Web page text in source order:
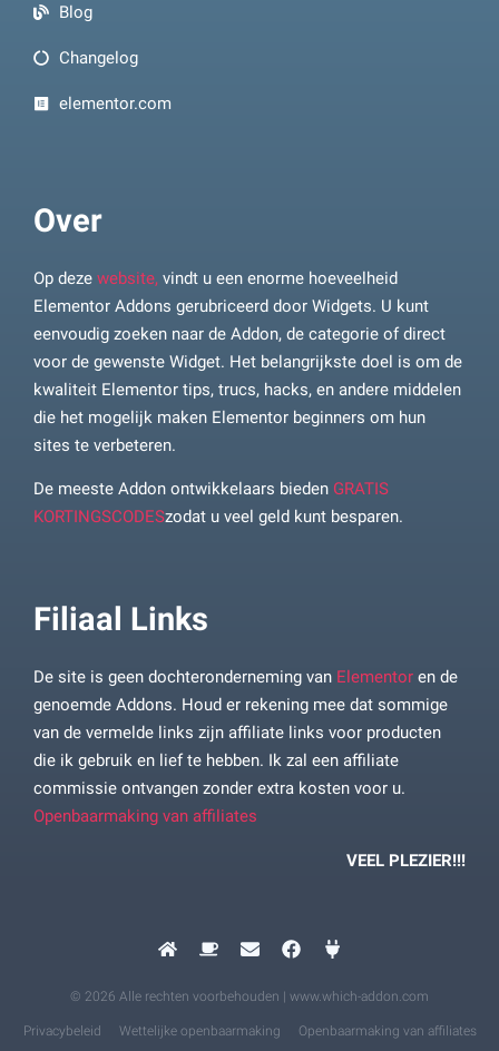
Over
Op deze website, vindt u een enorme hoeveelheid
Elementor Addons gerubriceerd door Widgets. U kunt
eenvoudig zoeken naar de Addon, de categorie of direct
voor de gewenste Widget. Het belangrijkste doel is om de
kwaliteit Elementor tips, trucs, hacks, en andere middelen
die het mogelijk maken Elementor beginners om hun
sites te verbeteren.
De meeste Addon ontwikkelaars bieden GRATIS
KORTINGSCODESzodat u veel geld kunt besparen.
Filiaal Links
De site is geen dochteronderneming van Elementor en de
genoemde Addons. Houd er rekening mee dat sommige
van de vermelde links zijn affiliate links voor producten
die ik gebruik en lief te hebben. Ik zal een affiliate
commissie ontvangen zonder extra kosten voor u.
Openbaarmaking van affiliates
VEEL PLEZIER!!!
Blog
Changelog
elementor.com
© 2026 Alle rechten voorbehouden | www.which-addon.com
Privacybeleid Wettelijke openbaarmaking Openbaarmaking van affiliates